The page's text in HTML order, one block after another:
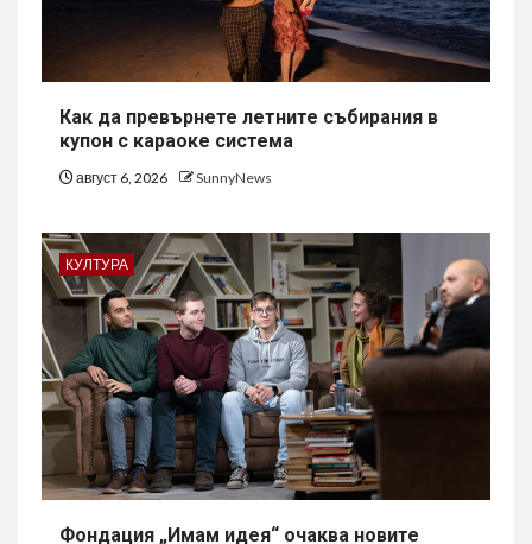
Как да превърнете летните събирания в
купон с караоке система
август 6, 2026 SunnyNews
КУЛТУРА
Фондация „Имам идея“ очаква новите